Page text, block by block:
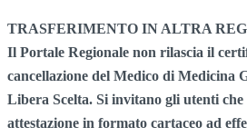
TRASFERIMENTO IN ALTRA
Il Portale Regionale non rilascia il
cancellazione del Medico di Medicina
Libera Scelta. Si invitano gli utenti che
attestazione in formato cartaceo ad